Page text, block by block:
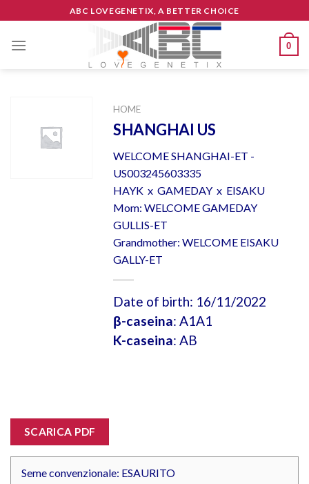
to
content
ABC LOVEGENETIX, A BETTER CHOICE
0
HOME
SHANGHAI US
WELCOME SHANGHAI-ET -
US003245603335
HAYK x GAMEDAY x EISAKU
Mom: WELCOME GAMEDAY
GULLIS-ET
Grandmother: WELCOME EISAKU
GALLY-ET
Date of birth: 16/11/2022
β-caseina: A1A1
K-caseina: AB
SCARICA PDF
Seme convenzionale: ESAURITO